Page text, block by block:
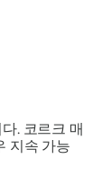
. 코르크 매
지속 가능